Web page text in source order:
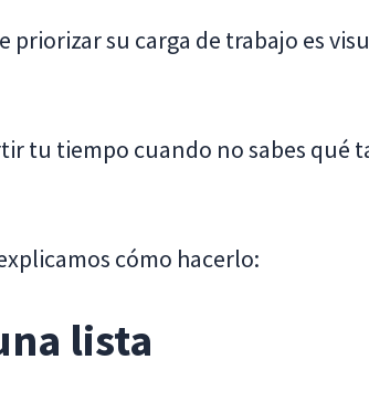
priorizar su carga de trabajo es
tu tiempo cuando no sabes qué
cómo hacerlo:
lista